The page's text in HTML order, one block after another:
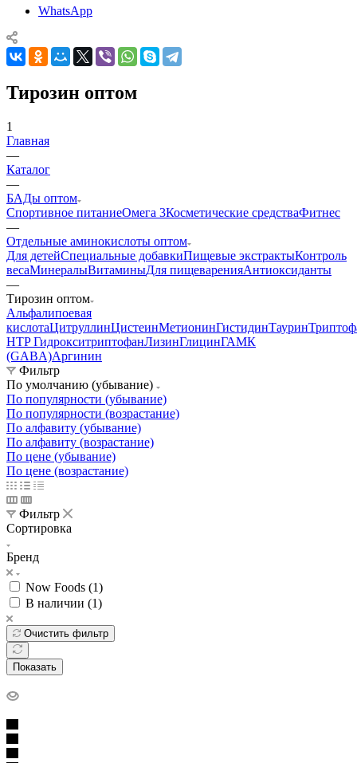
WhatsApp
Тирозин оптом
1
Главная
—
Каталог
—
БАДы оптом
Спортивное питаниеОмега 3Косметические средстваФитнес
—
Отдельные аминокислоты оптом
Для детейСпециальные добавкиПищевые экстрактыКонтроль
весаМинералыВитаминыДля пищеваренияАнтиоксиданты
—
Тирозин оптом
Альфалипоевая
кислотаЦитруллинЦистеинМетионинГистидинТаурин
HTP ГидрокситриптофанЛизинГлицинГАМК
(GABA)Аргинин
Фильтр
По умолчанию (убывание)
По популярности (убывание)
По популярности (возрастание)
По алфавиту (убывание)
По алфавиту (возрастание)
По цене (убывание)
По цене (возрастание)
Фильтр
Сортировка
Бренд
Now Foods (1)
В наличии (1)
Очистить фильтр
Показать